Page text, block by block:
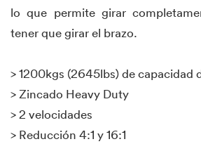
lo que permite girar
tener que girar el brazo.
> 1200kgs (2645lbs) de capacidad
> Zincado Heavy Duty
> 2 velocidades
> Reducción 4:1 y 16:1